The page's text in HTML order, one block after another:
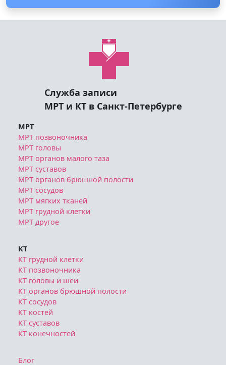
Служба записи
МРТ и КТ в Санкт-Петербурге
МРТ
МРТ позвоночника
МРТ головы
МРТ органов малого таза
МРТ суставов
МРТ органов брюшной полости
МРТ сосудов
МРТ мягких тканей
МРТ грудной клетки
МРТ другое
КТ
КТ грудной клетки
КТ позвоночника
КТ головы и шеи
КТ органов брюшной полости
КТ сосудов
КТ костей
КТ суставов
КТ конечностей
Блог